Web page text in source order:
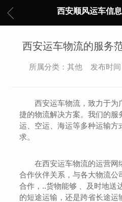
西安顺风运车信
西安运车物流的服务
所属分类：其他 发布时
西安运车物流，致力于为
捷的物流解决方案。我们的服
运、空运、海运等多种运输方
求。
在西安运车物流的运营网
合作伙伴关系，与各大物流公
合作，..货物能够 、及时地送
的短途运输，还是跨省长途运